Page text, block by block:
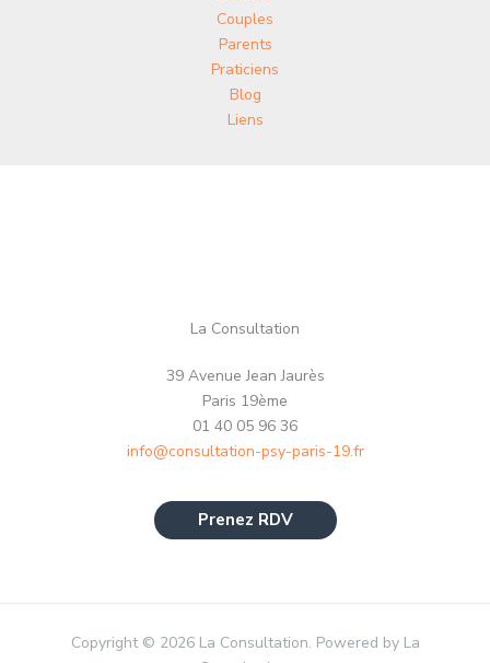
Couples
Parents
Praticiens
Blog
Liens
La Consultation
39 Avenue Jean Jaurès
Paris 19ème
01 40 05 96 36
info@consultation-psy-paris-19.fr
Prenez RDV
Copyright © 2026 La Consultation. Powered by La